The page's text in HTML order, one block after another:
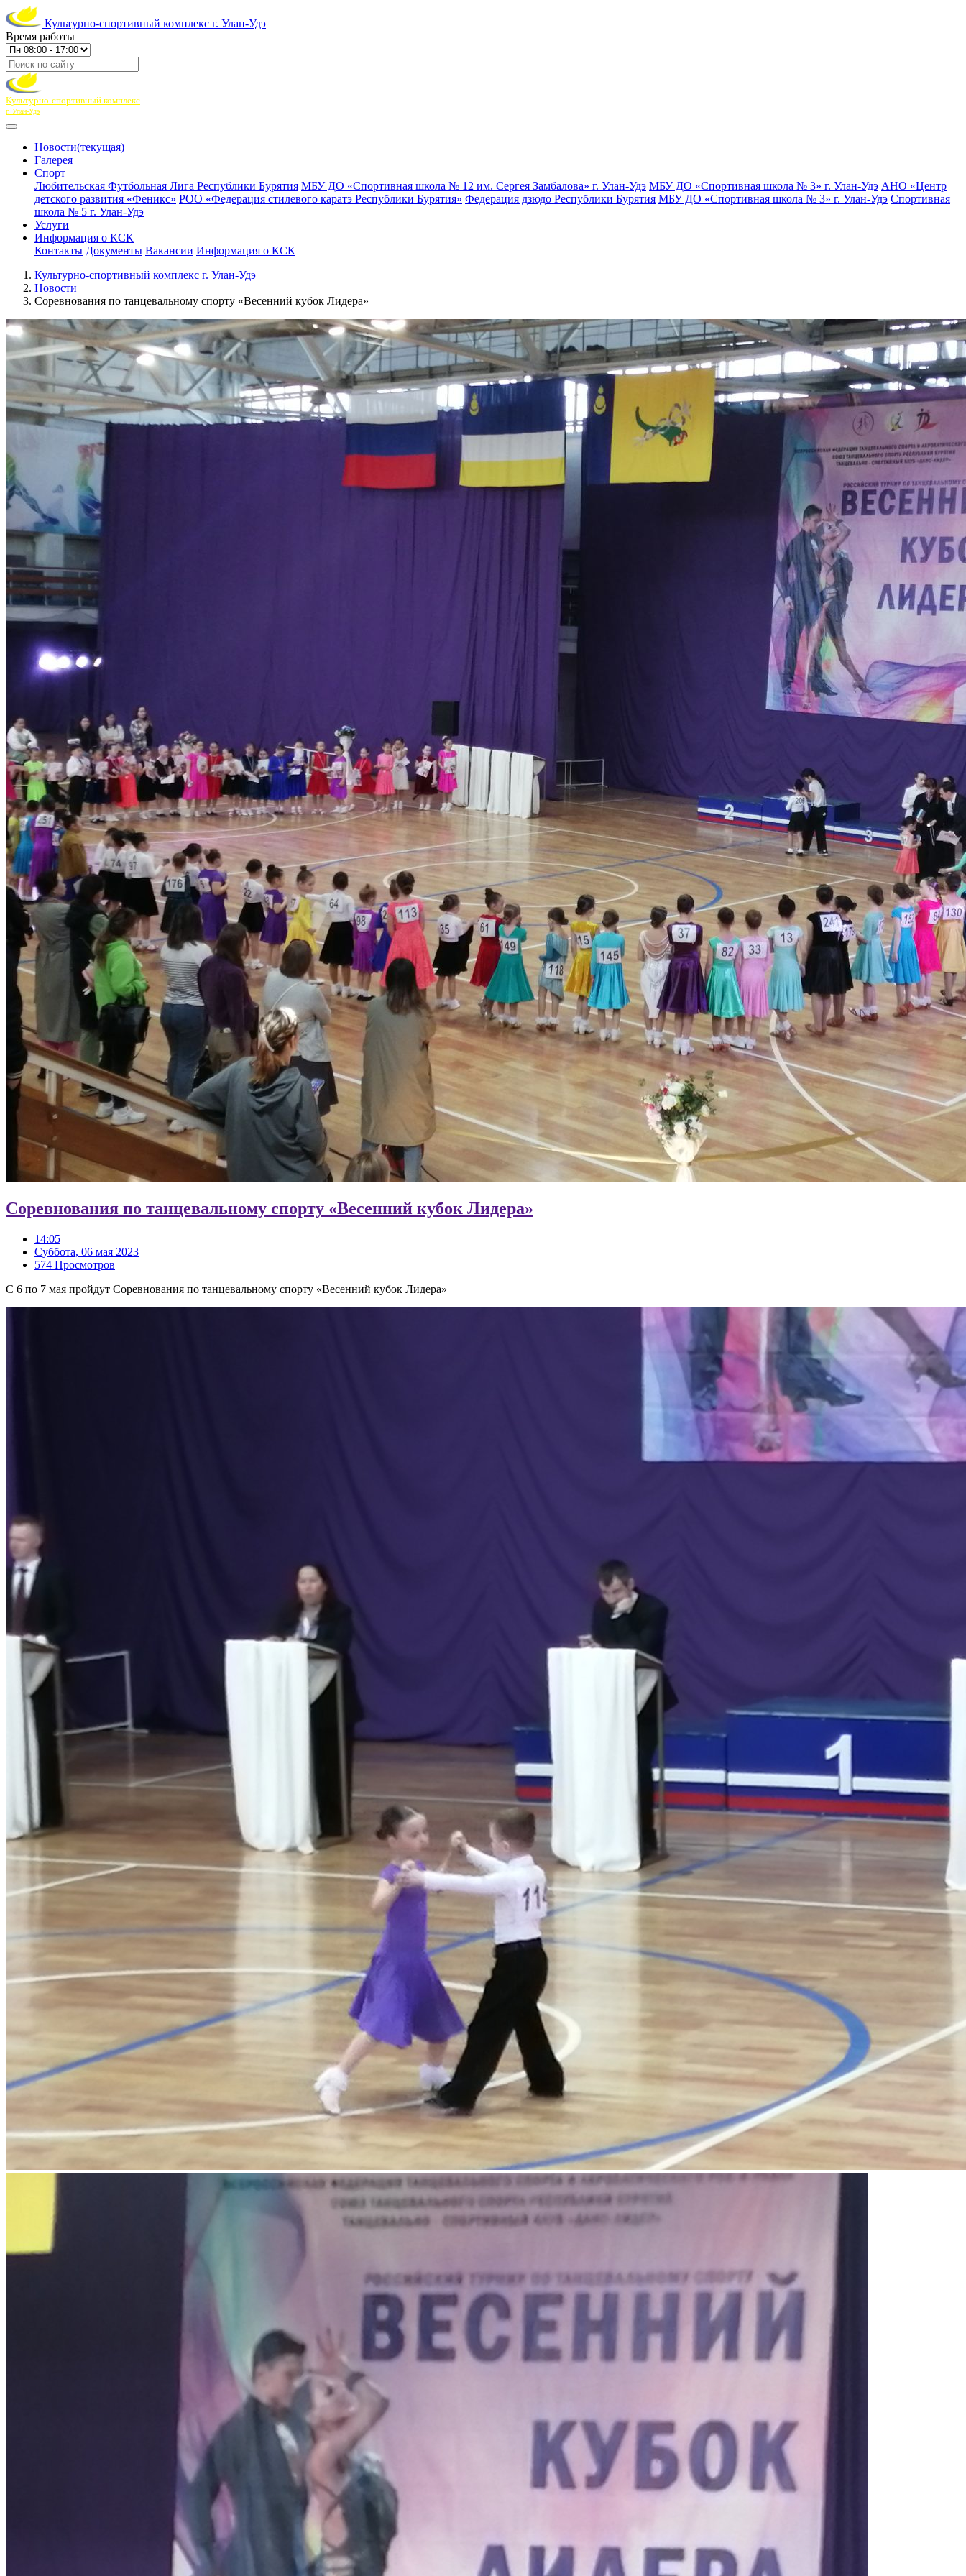
Культурно-спортивный комплекс г. Улан-Удэ
Время работы
Культурно-спортивный комплекс
г. Улан-Удэ
Новости(текущая)
Галерея
Спорт
Любительская Футбольная Лига Республики Бурятия МБУ ДО «Спортивная школа № 12 им. Сергея Замбалова» г. Улан-Удэ МБУ ДО «Спортивная школа № 3» г. Улан-Удэ АНО «Центр
детского развития «Феникс» РОО «Федерация стилевого каратэ Республики Бурятия» Федерация дзюдо Республики Бурятия МБУ ДО «Спортивная школа № 3» г. Улан-Удэ Спортивная
школа № 5 г. Улан-Удэ
Услуги
Информация о КСК
Контакты Документы Вакансии Информация о КСК
Культурно-спортивный комплекс г. Улан-Удэ
Новости
Соревнования по танцевальному спорту «Весенний кубок Лидера»
Соревнования по танцевальному спорту «Весенний кубок Лидера»
14:05
Суббота, 06 мая 2023
574 Просмотров
С 6 по 7 мая пройдут Соревнования по танцевальному спорту «Весенний кубок Лидера»